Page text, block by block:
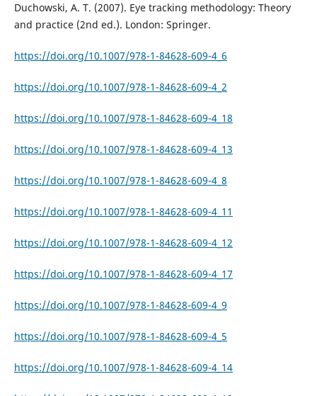
Duchowski, A. T. (2007). Eye tracking methodology: Theory
and practice (2nd ed.). London: Springer.
https://doi.org/10.1007/978-1-84628-609-4_6
https://doi.org/10.1007/978-1-84628-609-4_2
https://doi.org/10.1007/978-1-84628-609-4_18
https://doi.org/10.1007/978-1-84628-609-4_13
https://doi.org/10.1007/978-1-84628-609-4_8
https://doi.org/10.1007/978-1-84628-609-4_11
https://doi.org/10.1007/978-1-84628-609-4_12
https://doi.org/10.1007/978-1-84628-609-4_17
https://doi.org/10.1007/978-1-84628-609-4_9
https://doi.org/10.1007/978-1-84628-609-4_5
https://doi.org/10.1007/978-1-84628-609-4_14